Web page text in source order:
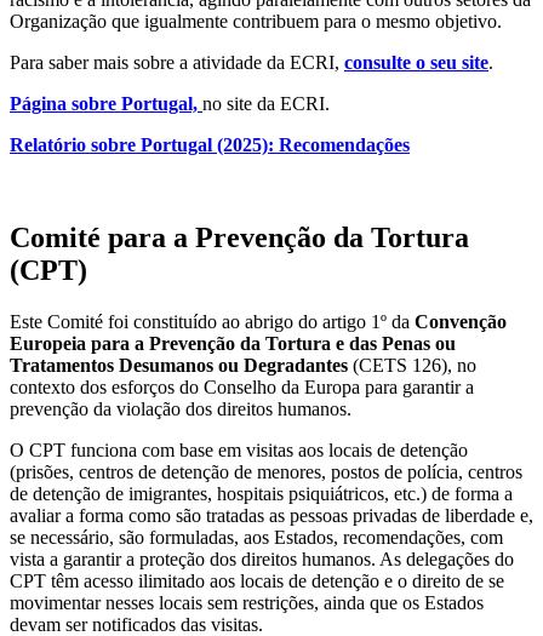
Organização que igualmente contribuem para o mesmo objetivo.
Para saber mais sobre a atividade da ECRI, consulte o seu site.
Página sobre Portugal, no site da ECRI.
Relatório sobre Portugal (2025): Recomendações
Comité para a Prevenção da Tortura
(CPT)
Este Comité foi constituído ao abrigo do artigo 1º da Convenção
Europeia para a Prevenção da Tortura e das Penas ou
Tratamentos Desumanos ou Degradantes (CETS 126), no
contexto dos esforços do Conselho da Europa para garantir a
prevenção da violação dos direitos humanos.
O CPT funciona com base em visitas aos locais de detenção
(prisões, centros de detenção de menores, postos de polícia, centros
de detenção de imigrantes, hospitais psiquiátricos, etc.) de forma a
avaliar a forma como são tratadas as pessoas privadas de liberdade e,
se necessário, são formuladas, aos Estados, recomendações, com
vista a garantir a proteção dos direitos humanos. As delegações do
CPT têm acesso ilimitado aos locais de detenção e o direito de se
movimentar nesses locais sem restrições, ainda que os Estados
devam ser notificados das visitas.